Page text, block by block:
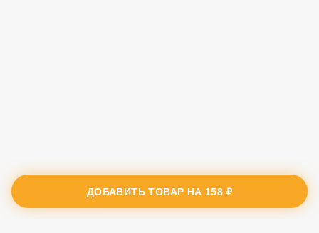
ДОБАВИТЬ ТОВАР НА 158 ₽